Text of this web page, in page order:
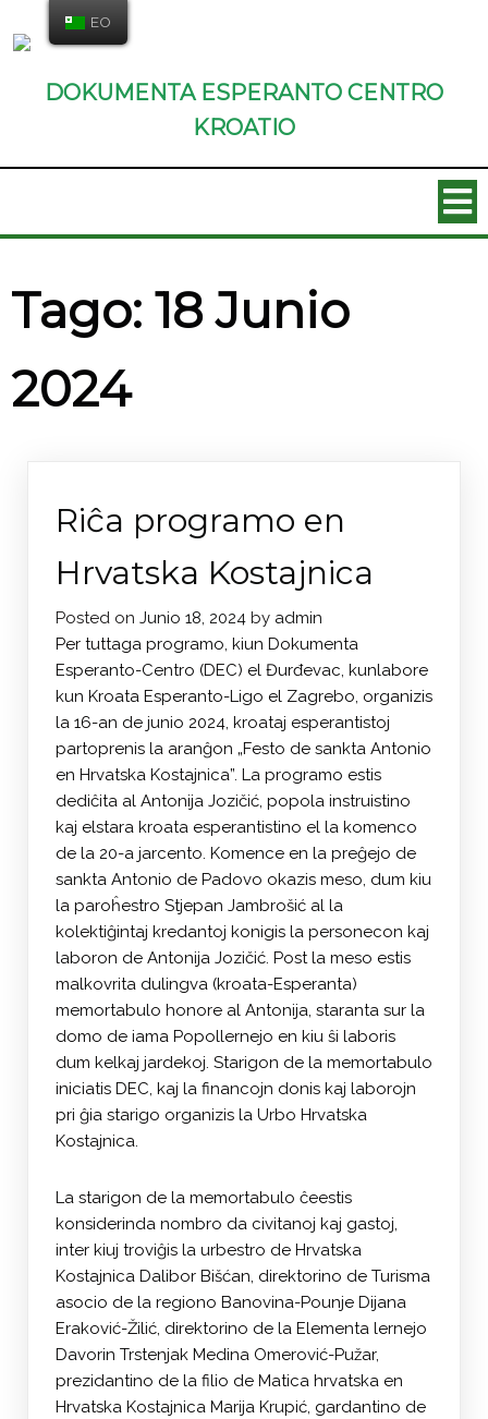
DOKUMENTA ESPERANTO CENTRO
KROATIO
Tago: 18 Junio
2024
Riĉa programo en
Hrvatska Kostajnica
Posted on Junio 18, 2024 by admin
Per tuttaga programo, kiun Dokumenta
Esperanto-Centro (DEC) el Đurđevac, kunlabore
kun Kroata Esperanto-Ligo el Zagrebo, organizis
la 16-an de junio 2024, kroataj esperantistoj
partoprenis la aranĝon „Festo de sankta Antonio
en Hrvatska Kostajnica”. La programo estis
dediĉita al Antonija Jozičić, popola instruistino
kaj elstara kroata esperantistino el la komenco
de la 20-a jarcento. Komence en la preĝejo de
sankta Antonio de Padovo okazis meso, dum kiu
la paroĥestro Stjepan Jambrošić al la
kolektiĝintaj kredantoj konigis la personecon kaj
laboron de Antonija Jozičić. Post la meso estis
malkovrita dulingva (kroata-Esperanta)
memortabulo honore al Antonija, staranta sur la
domo de iama Popollernejo en kiu ŝi laboris
dum kelkaj jardekoj. Starigon de la memortabulo
iniciatis DEC, kaj la financojn donis kaj laborojn
pri ĝia starigo organizis la Urbo Hrvatska
Kostajnica.
La starigon de la memortabulo ĉeestis
konsiderinda nombro da civitanoj kaj gastoj,
inter kiuj troviĝis la urbestro de Hrvatska
Kostajnica Dalibor Bišćan, direktorino de Turisma
asocio de la regiono Banovina-Pounje Dijana
Eraković-Žilić, direktorino de la Elementa lernejo
Davorin Trstenjak Medina Omerović-Pužar,
prezidantino de la filio de Matica hrvatska en
Hrvatska Kostajnica Marija Krupić, gardantino de
EO